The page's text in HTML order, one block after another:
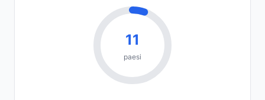
11
paesi